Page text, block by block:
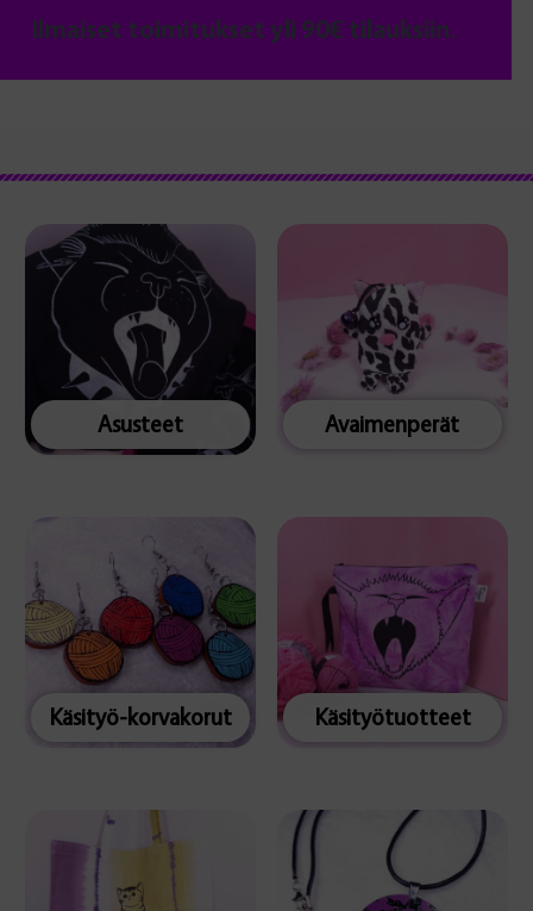
Ilmaiset toimitukset yli 90€ tilauksiin.
Asusteet Avaimenperät
Käsityö-korvakorut Käsityötuotteet